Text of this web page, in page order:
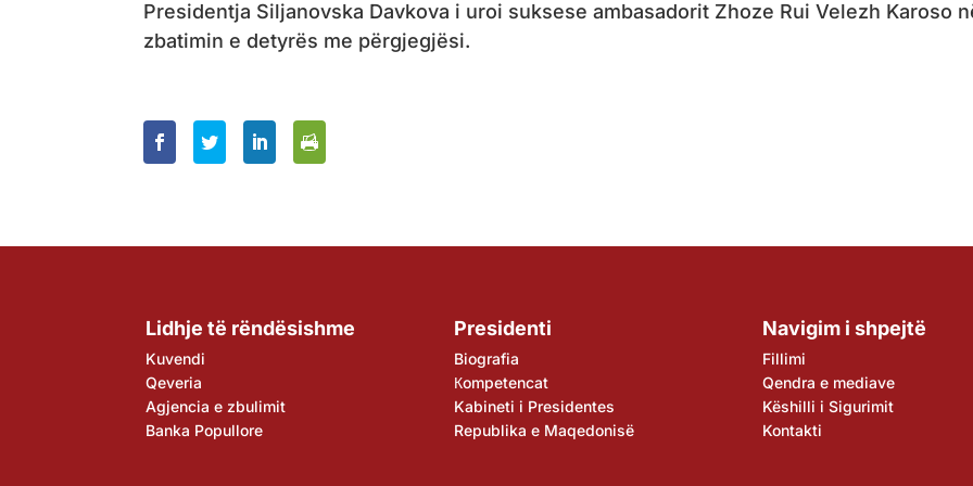
Presidentja Siljanovska Davkova i uroi suksese ambasadorit Zhoze Rui Velezh Karoso
zbatimin e detyrës me përgjegjësi.
Lidhje të rëndësishme
Kuvendi
Qeveria
Agjencia e zbulimit
Banka Popullore
Presidenti
Biografia
Кompetencat
Kabineti i Presidentes
Republika e Maqedonisë
Navigim i shpejtë
Fillimi
Qendra e mediave
Këshilli i Sigurimit
Kontakti